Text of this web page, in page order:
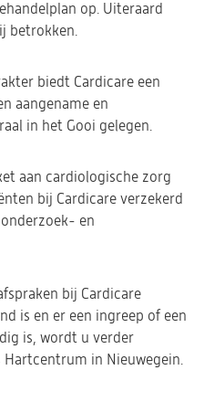
op. Uiteraard
betrokken.
biedt Cardicare een
aangename en
in het Gooi gelegen.
aan cardiologische zorg
bij Cardicare verzekerd
en
bij Cardicare
is en er een ingreep of een
is, wordt u verder
in Nieuwegein.